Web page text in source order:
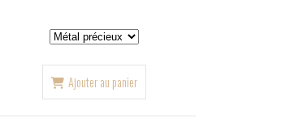
Ajouter au panier